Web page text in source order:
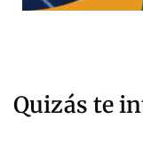
Quizás te